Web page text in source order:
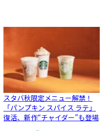
スタバ秋限定メニュー解禁！
「パンプキン スパイス ラテ」
復活、新作“チャイダー”も登場